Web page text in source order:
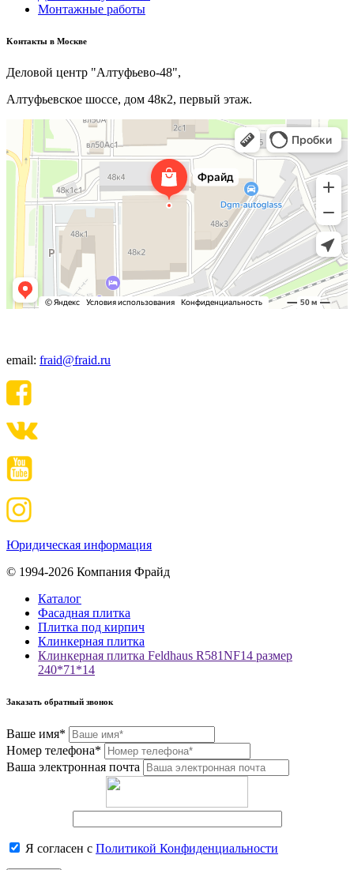
Монтажные работы
Kонтакты в Москве
Деловой центр "Алтуфьево-48",
Алтуфьевское шоссе, дом 48к2, первый этаж.
email: fraid@fraid.ru
Юридическая информация
© 1994-2026 Компания Фрайд
Каталог
Фасадная плитка
Плитка под кирпич
Клинкерная плитка
Клинкерная плитка Feldhaus R581NF14 размер
240*71*14
Заказать обратный звонок
Ваше имя*
Номер телефона*
Ваша электронная почта
Я согласен с Политикой Конфиденциальности